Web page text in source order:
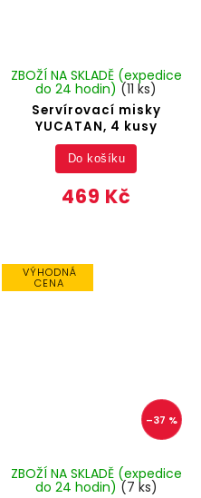
Servírovací misky
YUCATAN, 4 kusy
ZBOŽÍ NA SKLADĚ (expedice
do 24 hodin) (11 ks)
469 Kč
Do košíku
VÝHODNÁ
CENA
–37 %
ZBOŽÍ NA SKLADĚ (expedice
do 24 hodin) (7 ks)